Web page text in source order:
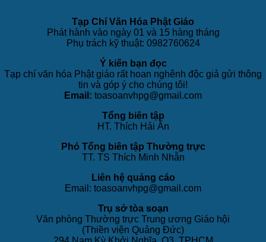
Tạp Chí Văn Hóa Phật Giáo
Phát hành vào ngày 01 và 15 hàng tháng
Phụ trách kỹ thuật: 0982760624
Ý kiến bạn đọc
Tạp chí văn hóa Phật giáo rất hoan nghênh độc giả gửi thông
tin và góp ý cho chúng tôi!
Email: toasoanvhpg@gmail.com
Tổng biên tập
HT. Thích Hải Ấn
Phó Tổng biên tập Thường trực
TT. TS Thích Minh Nhẫn
Liên hệ quảng cáo
Email: toasoanvhpg@gmail.com
Trụ sở tòa soạn
Văn phòng Thường trực Trung ương Giáo hội
(Thiền viện Quảng Đức)